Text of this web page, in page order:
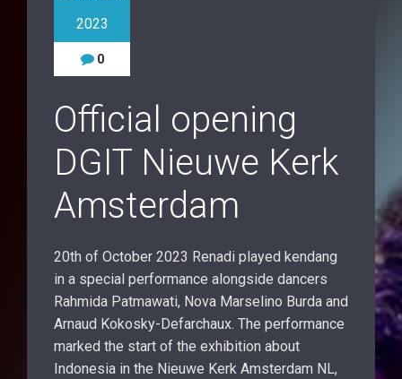
2023
0
Official opening
DGIT Nieuwe Kerk
Amsterdam
20th of October 2023 Renadi played kendang
in a special performance alongside dancers
Rahmida Patmawati, Nova Marselino Burda and
Arnaud Kokosky-Defarchaux. The performance
marked the start of the exhibition about
Indonesia in the Nieuwe Kerk Amsterdam NL,